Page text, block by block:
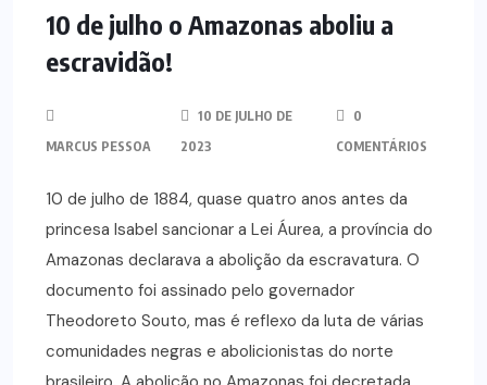
10 de julho o Amazonas aboliu a
escravidão!
MARCUS PESSOA
10 DE JULHO DE
2023
0
COMENTÁRIOS
10 de julho de 1884, quase quatro anos antes da
princesa Isabel sancionar a Lei Áurea, a província do
Amazonas declarava a abolição da escravatura. O
documento foi assinado pelo governador
Theodoreto Souto, mas é reflexo da luta de várias
comunidades negras e abolicionistas do norte